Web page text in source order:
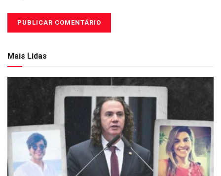
Mais Lidas